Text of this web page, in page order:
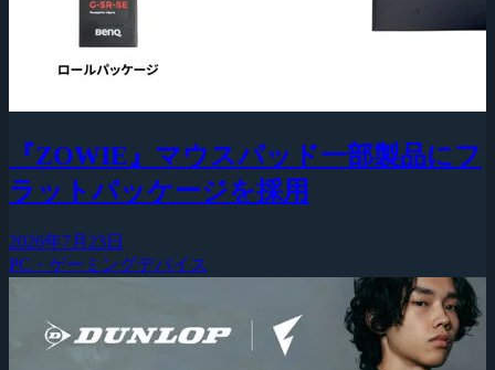
『ZOWIE』マウスパッド一部製品にフ
ラットパッケージを採用
2026年7月23日
PC・ゲーミングデバイス